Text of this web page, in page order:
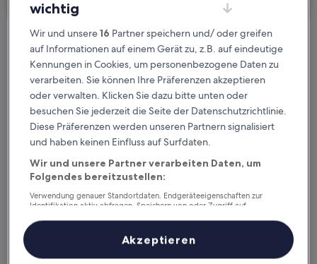
Kostenlose Stornierung bei
Planänderungen
Verdiene Prämien für jede
wahrgenommene Übernachtung
Mehr sparen mit Preisen für Mitglieder
Nächstes Wochenende
14. Aug. - 16. Aug.
21. Aug. - 23. Aug.
wichtig
Wir und unsere16 Partner speichern und/ oder greifen
auf Informationen auf einem Gerät zu, z.B. auf eindeutige
Kennungen in Cookies, um personenbezogene Daten zu
verarbeiten. Sie können Ihre Präferenzen akzeptieren
oder verwalten. Klicken Sie dazu bitte unten oder
besuchen Sie jederzeit die Seite der Datenschutzrichtlinie.
Diese Präferenzen werden unseren Partnern signalisiert
und haben keinen Einfluss auf Surfdaten.
Wir und unsere Partner verarbeiten Daten, um
Folgendes bereitzustellen:
Verwendung genauer Standortdaten. Endgeräteeigenschaften zur
Identifikation aktiv abfragen. Speichern von oder Zugriff auf
Inhalte, Messung von Werbeleistung und der Performance von Inhalten,
Zielgruppenforschung sowie Entwicklung und Verbesserung von
Liste der Partner (Lieferanten)
Akzeptieren